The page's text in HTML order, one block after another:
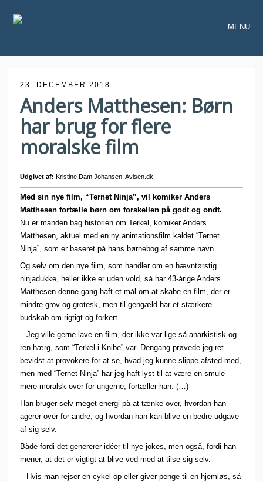
MENU
23. DECEMBER 2018
Anders Matthesen: Børn
har brug for flere
moralske film
Udgivet af:Kristine Dam Johansen, Avisen.dk
Med sin nye film, “Ternet Ninja”, vil komiker Anders
Matthesen fortælle børn om forskellen på godt og ondt.
Nu er manden bag historien om Terkel, komiker Anders
Matthesen, aktuel med en ny animationsfilm kaldet “Ternet
Ninja”, som er baseret på hans børnebog af samme navn.
Og selv om den nye film, som handler om en hævntørstig
ninjadukke, heller ikke er uden vold, så har 43-årige Anders
Matthesen denne gang haft et mål om at skabe en film, der er
mindre grov og grotesk, men til gengæld har et stærkere
budskab om rigtigt og forkert.
– Jeg ville gerne lave en film, der ikke var lige så anarkistisk og
ren hærg, som “Terkel i Knibe” var. Dengang prøvede jeg ret
bevidst at provokere for at se, hvad jeg kunne slippe afsted med,
men med “Ternet Ninja” har jeg haft lyst til at være en smule
mere moralsk over for ungerne, fortæller han. (…)
Han bruger selv meget energi på at tænke over, hvordan han
agerer over for andre, og hvordan han kan blive en bedre udgave
af sig selv.
Både fordi det genererer idéer til nye jokes, men også, fordi han
mener, at det er vigtigt at blive ved med at tilse sig selv.
– Hvis man rejser en cykel op eller giver penge til en hjemløs, så